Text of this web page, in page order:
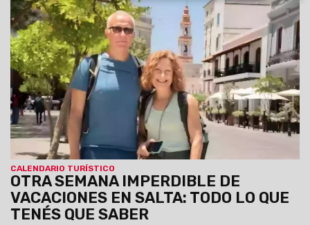
CALENDARIO TURÍSTICO
OTRA SEMANA IMPERDIBLE DE
VACACIONES EN SALTA: TODO LO QUE
TENÉS QUE SABER
13/01/2026 El verano se vive en Salta con actividades
para disfrutar en toda la provincia Ministerio de Turismo y
Deportes Noticias de Salta Turismo 12/01/2026 16:43 Del
lunes 12 al domingo 18 de enero, municipios de las siete
regiones turísticas ofrecen una amplia agenda de
propuestas culturales, recreativas, deportivas y
gastronómicas, en el marco del Calendario Turístico de
Verano. El verano se vive en Salta con actividades para
disfrutar en toda la provincia Foto de archivo. Durante el
verano,